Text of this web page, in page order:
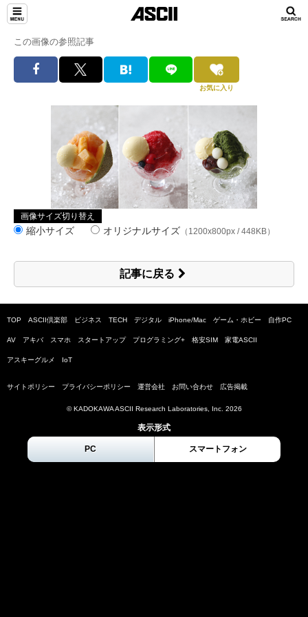
この画像の参照記事
お気に入り
画像サイズ切り替え
縮小サイズ オリジナルサイズ （1200x800px / 448KB）
記事に戻る
TOP ASCII倶楽部 ビジネス TECH デジタル iPhone/Mac ゲーム・ホビー 自作PC
AV アキバ スマホ スタートアップ プログラミング+ 格安SIM 家電ASCII
アスキーグルメ IoT
サイトポリシー プライバシーポリシー 運営会社 お問い合わせ 広告掲載
© KADOKAWA ASCII Research Laboratories, Inc. 2026
表示形式
PC スマートフォン